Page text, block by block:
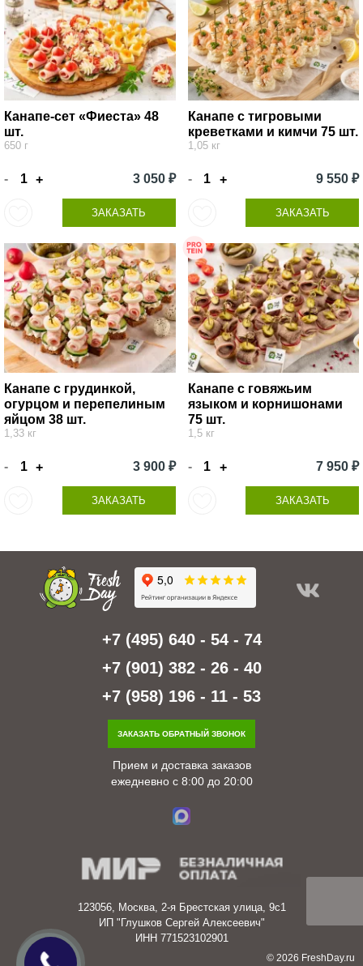
Канапе-сет «Фиеста» 48
шт.
650 г
- + 3 050 ₽
ЗАКАЗАТЬ
Канапе с тигровыми
креветками и кимчи 75 шт.
1,05 кг
- + 9 550 ₽
ЗАКАЗАТЬ
Канапе с грудинкой,
огурцом и перепелиным
яйцом 38 шт.
1,33 кг
- + 3 900 ₽
ЗАКАЗАТЬ
Канапе с говяжьим
языком и корнишонами
75 шт.
1,5 кг
- + 7 950 ₽
ЗАКАЗАТЬ
+7 (495) 640 - 54 - 74
+7 (901) 382 - 26 - 40
+7 (958) 196 - 11 - 53
ЗАКАЗАТЬ ОБРАТНЫЙ ЗВОНОК
Прием и доставка заказов
ежедневно с 8:00 до 20:00
123056, Москва, 2-я Брестская улица, 9с1
ИП "Глушков Сергей Алексеевич"
ИНН 771523102901
© 2026 FreshDay.ru